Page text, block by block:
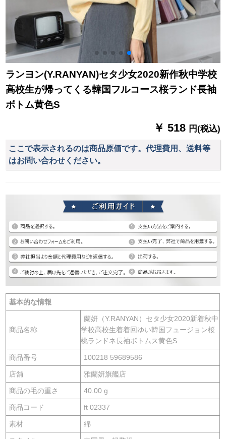
ランヨン(Y.RANYAN)セタ少女2020新作秋中学校
高校生が帰ってくる韓国フルコース桜ランド長袖
ボトム黄色S
￥ 518 円(税込)
ここで表示されるのは商品原価です。代理費用、送料等
はお問い合わせください。
基本的な情報
商品名称
蘭妍（Y.RANYAN）セタ少女2020新着秋中
学校高校生着着回ゆい韓国フュージョン桜
桃ランドネ長袖ボトムス黄色S
商品番号 100218 59689586
店舗 雅蘭妍旗艦店
商品の毛の重さ 40.00 g
商品コード ft 02337
素材 綿